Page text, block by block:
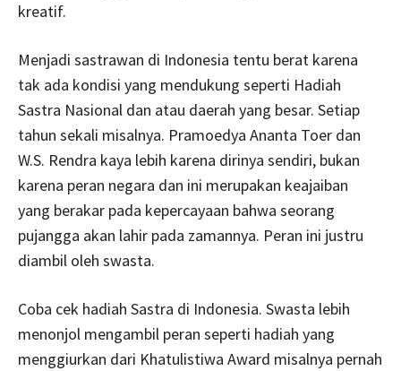
kreatif.
Menjadi sastrawan di Indonesia tentu berat karena
tak ada kondisi yang mendukung seperti Hadiah
Sastra Nasional dan atau daerah yang besar. Setiap
tahun sekali misalnya. Pramoedya Ananta Toer dan
W.S. Rendra kaya lebih karena dirinya sendiri, bukan
karena peran negara dan ini merupakan keajaiban
yang berakar pada kepercayaan bahwa seorang
pujangga akan lahir pada zamannya. Peran ini justru
diambil oleh swasta.
Coba cek hadiah Sastra di Indonesia. Swasta lebih
menonjol mengambil peran seperti hadiah yang
menggiurkan dari Khatulistiwa Award misalnya pernah